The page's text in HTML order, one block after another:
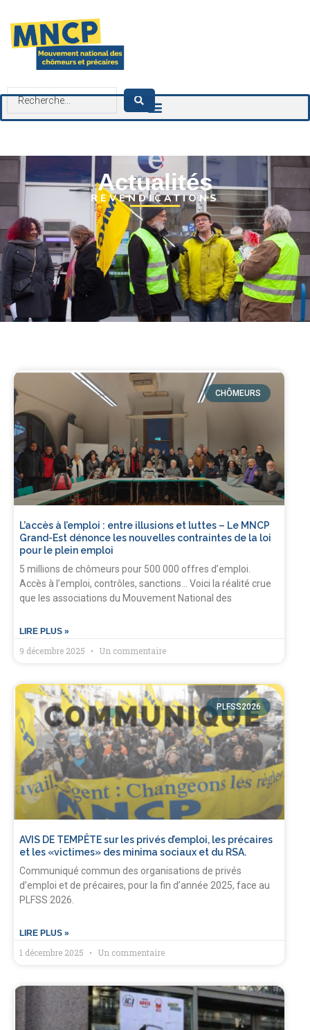
Actualités
REVENDICATIONS
CHÔMEURS
L’accès à l’emploi : entre illusions et luttes – Le MNCP
Grand-Est dénonce les nouvelles contraintes de la loi
pour le plein emploi
5 millions de chômeurs pour 500 000 offres d’emploi.
Accès à l’emploi, contrôles, sanctions… Voici la réalité crue
que les associations du Mouvement National des
LIRE PLUS »
9 décembre 2025 Un commentaire
PLFSS2026
AVIS DE TEMPÊTE sur les privés d’emploi, les précaires
et les «victimes» des minima sociaux et du RSA.
Communiqué commun des organisations de privés
d’emploi et de précaires, pour la fin d’année 2025, face au
PLFSS 2026.
LIRE PLUS »
1 décembre 2025 Un commentaire